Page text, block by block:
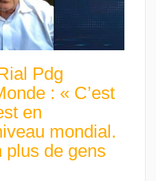
Pdg
: « C’est
en
mondial.
plus de gens